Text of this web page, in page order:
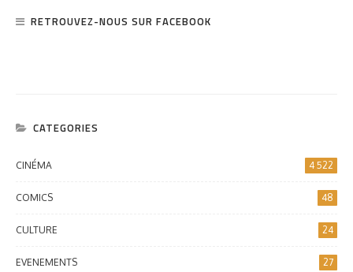
RETROUVEZ-NOUS SUR FACEBOOK
CATEGORIES
CINÉMA 4 522
COMICS 48
CULTURE 24
EVENEMENTS 27